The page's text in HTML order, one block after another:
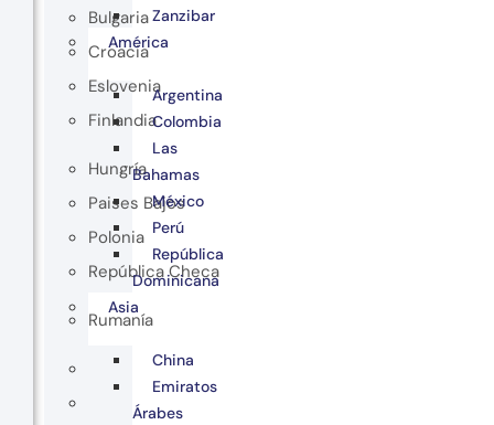
Bulgaria
Croacia
Eslovenia
Finlandia
Hungría
Paises Bajos
Polonia
República Checa
Rumanía
Zanzibar
América
Argentina
Colombia
Las
Bahamas
México
Perú
República
Dominicana
Asia
China
Emiratos
Árabes